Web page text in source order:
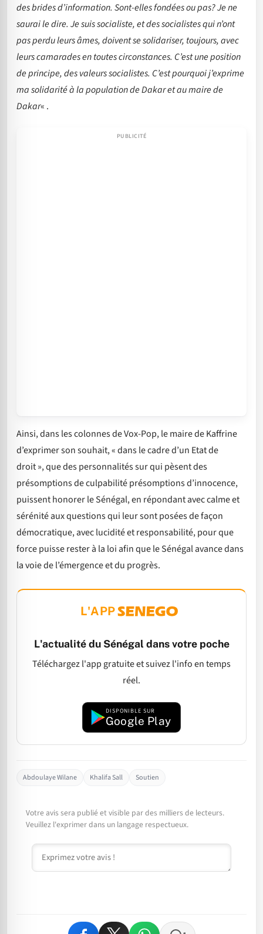
des brides d’information. Sont-elles fondées ou pas? Je ne
saurai le dire. Je suis socialiste, et des socialistes qui n’ont
pas perdu leurs âmes, doivent se solidariser, toujours, avec
leurs camarades en toutes circonstances. C’est une position
de principe, des valeurs socialistes. C’est pourquoi j’exprime
ma solidarité à la population de Dakar et au maire de
Dakar« .
Ainsi, dans les colonnes de Vox-Pop, le maire de Kaffrine
d’exprimer son souhait, « dans le cadre d’un Etat de
droit », que des personnalités sur qui pèsent des
présomptions de culpabilité présomptions d’innocence,
puissent honorer le Sénégal, en répondant avec calme et
sérénité aux questions qui leur sont posées de façon
démocratique, avec lucidité et responsabilité, pour que
force puisse rester à la loi afin que le Sénégal avance dans
la voie de l’émergence et du progrès.
L'APP
L'actualité du Sénégal dans votre poche
Téléchargez l'app gratuite et suivez l'info en temps
réel.
DISPONIBLE SUR
Google Play
Abdoulaye Wilane Khalifa Sall Soutien
Votre avis sera publié et visible par des milliers de lecteurs.
Veuillez l'exprimer dans un langage respectueux.
Commentaire